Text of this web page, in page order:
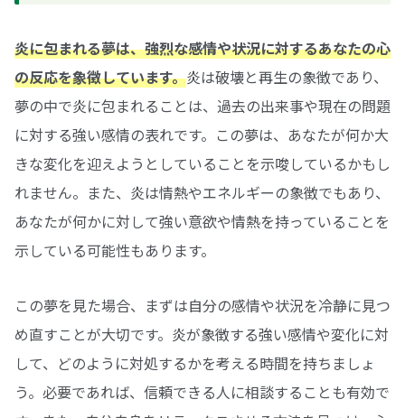
炎に包まれる夢は、強烈な感情や状況に対するあなたの心
の反応を象徴しています。炎は破壊と再生の象徴であり、
夢の中で炎に包まれることは、過去の出来事や現在の問題
に対する強い感情の表れです。この夢は、あなたが何か大
きな変化を迎えようとしていることを示唆しているかもし
れません。また、炎は情熱やエネルギーの象徴でもあり、
あなたが何かに対して強い意欲や情熱を持っていることを
示している可能性もあります。
この夢を見た場合、まずは自分の感情や状況を冷静に見つ
め直すことが大切です。炎が象徴する強い感情や変化に対
して、どのように対処するかを考える時間を持ちましょ
う。必要であれば、信頼できる人に相談することも有効で